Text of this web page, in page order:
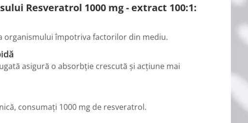
Resveratrol 1000 mg - extract 100:1:
organismului împotriva factorilor din mediu.
asigură o absorbție crescută și acțiune mai
consumați 1000 mg de resveratrol.